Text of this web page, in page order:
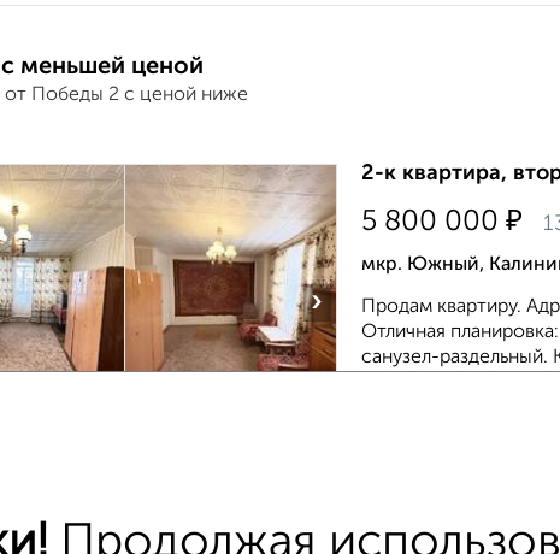
меньшей ценой
от Победы 2 с ценой ниже
›
2-к квартира,
5 800 000 ₽
мкр. Южный,
Продам квартиру.
Отличная
санузел-
Продолжая